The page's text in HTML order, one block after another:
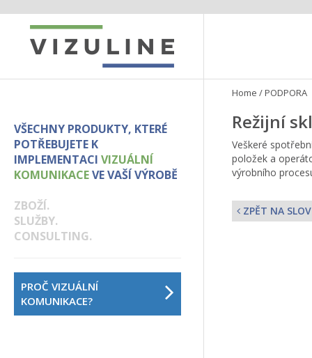
VŠECHNY PRODUKTY, KTERÉ
POTŘEBUJETE K
IMPLEMENTACI VIZUÁLNÍ
KOMUNIKACEVE VAŠÍ VÝROBĚ
ZBOŽÍ.
SLUŽBY.
CONSULTING.
PROČ VIZUÁLNÍ
KOMUNIKACE?
Home /PODPORA
Režijní
Veškeré
položek a
výrobního
ZPĚT NA